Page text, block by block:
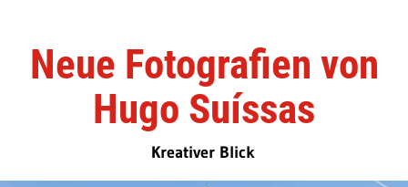
Neue Fotografien von
Hugo Suíssas
Kreativer Blick